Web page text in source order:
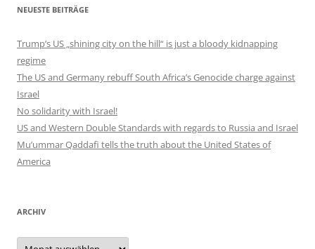
NEUESTE BEITRÄGE
Trump’s US „shining city on the hill“ is just a bloody kidnapping
regime
The US and Germany rebuff South Africa’s Genocide charge against
Israel
No solidarity with Israel!
US and Western Double Standards with regards to Russia and Israel
Mu’ummar Qaddafi tells the truth about the United States of
America
ARCHIV
Archiv